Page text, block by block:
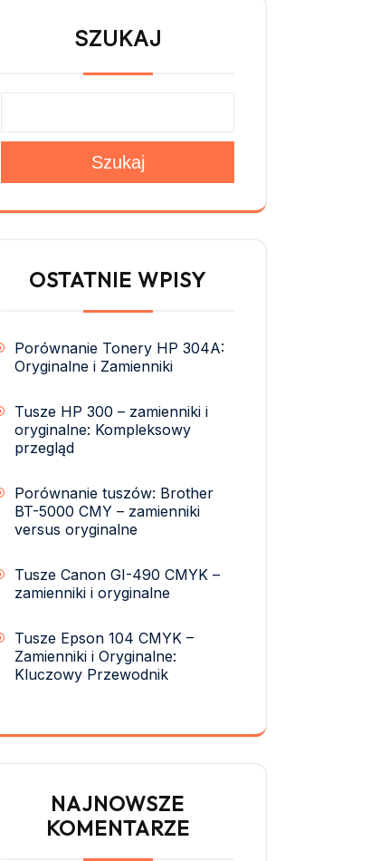
SZUKAJ
Szukaj
OSTATNIE WPISY
Porównanie Tonery HP 304A:
Oryginalne i Zamienniki
Tusze HP 300 – zamienniki i
oryginalne: Kompleksowy
przegląd
Porównanie tuszów: Brother
BT-5000 CMY – zamienniki
versus oryginalne
Tusze Canon GI-490 CMYK –
zamienniki i oryginalne
Tusze Epson 104 CMYK –
Zamienniki i Oryginalne:
Kluczowy Przewodnik
NAJNOWSZE
KOMENTARZE